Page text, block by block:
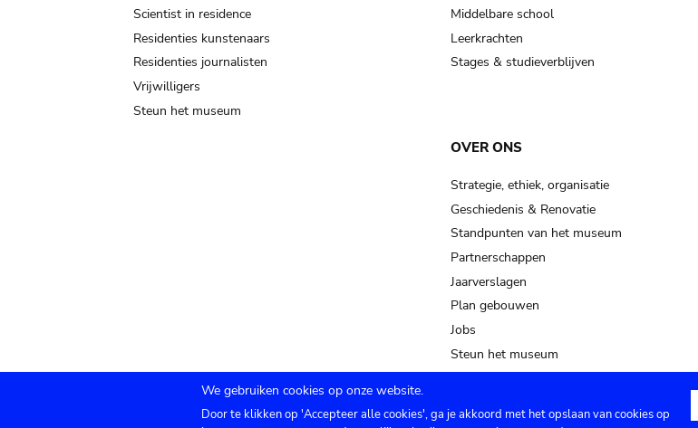
Scientist in residence
Residenties kunstenaars
Residenties journalisten
Vrijwilligers
Steun het museum
Middelbare school
Leerkrachten
Stages & studieverblijven
OVER ONS
Strategie, ethiek, organisatie
Geschiedenis & Renovatie
Standpunten van het museum
Partnerschappen
Jaarverslagen
Plan gebouwen
Jobs
Steun het museum
We gebruiken cookies op onze website.
Door te klikken op 'Accepteer alle cookies', ga je akkoord met het opslaan van cookies op